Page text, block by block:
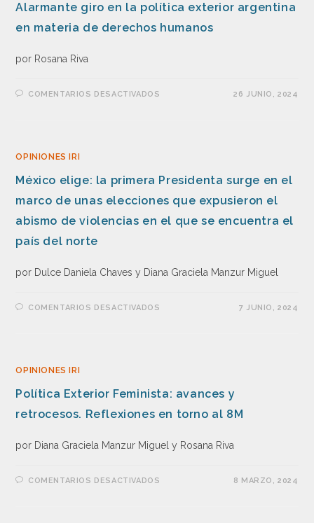
Alarmante giro en la política exterior argentina
en materia de derechos humanos
por Rosana Riva
COMENTARIOS DESACTIVADOS 26 JUNIO, 2024
OPINIONES IRI
México elige: la primera Presidenta surge en el
marco de unas elecciones que expusieron el
abismo de violencias en el que se encuentra el
país del norte
por Dulce Daniela Chaves y Diana Graciela Manzur Miguel
COMENTARIOS DESACTIVADOS 7 JUNIO, 2024
OPINIONES IRI
Política Exterior Feminista: avances y
retrocesos. Reflexiones en torno al 8M
por Diana Graciela Manzur Miguel y Rosana Riva
COMENTARIOS DESACTIVADOS 8 MARZO, 2024